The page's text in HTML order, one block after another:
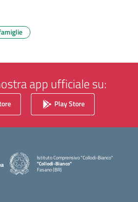
app ufficiale su:
Play Store
Istituto Comprensivo "Collodi-Bianco"
"Collodi-Bianco"
Fasano (BR)